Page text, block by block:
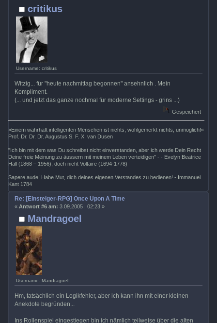
critikus
Username: critikus
Witzig... für "heute nachmittag begonnen" ansehnlich . Mein
Kompliment.
(... und jetzt das ganze nochmal für moderne Settings - grins ...)
Gespeichert
»Einem wahrhaft intelligenten Menschen ist nichts, wohlgemerkt nichts, unmöglich!«
Prof. Dr. Dr. Dr. Augustus S. F. X. van Dusen
"Ich bin mit dem was Du schreibst nicht einverstanden, aber ich werde Dein Recht
Deine freie Meinung zu äussern mit meinem Leben verteidigen" - - Evelyn Beatrice
Hall (1868 – 1956), doch nicht Voltaire (1694-1778)
Sapere aude! Habe Mut, dich deines eigenen Verstandes zu bedienen! - Immanuel
Kant 1784
Mandragoel
Username: Mandragoel
Re: [Einsteiger-RPG] Once Upon A Time
« Antwort #6 am: 3.09.2005 | 02:23 »
Hm, tatsächlich ein Logikfehler, aber ich kann ihn mit einer kleinen
Anekdote begründen...
Ins Rollenspiel eingestiegen bin ich nämlich teilweise über die alten